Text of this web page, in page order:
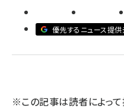
セミナー (2307)
優先するニュース提
※この記事は読者によって